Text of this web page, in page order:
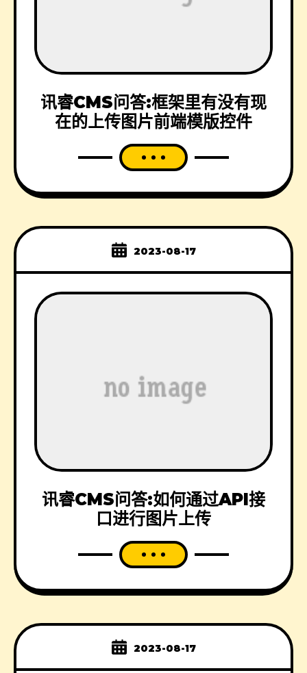
讯睿CMS问答:框架里有没有现
在的上传图片前端模版控件
2023-08-17
讯睿CMS问答:如何通过API接
口进行图片上传
2023-08-17